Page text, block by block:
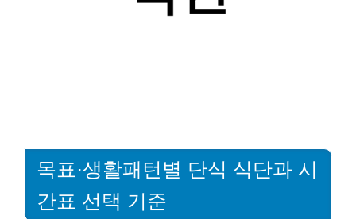
목표·생활패턴별 단식 식단과 시
간표 선택 기준